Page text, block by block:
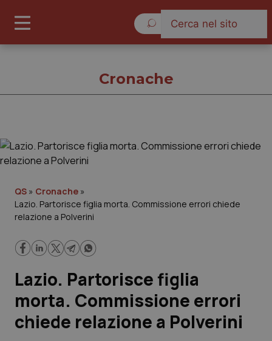
Governo e Parlamento
Regioni e Asl
Lavoro e Professioni
Scienza e Farmaci
Studi e Analisi
Cronache
QS » Cronache »
Lazio. Partorisce figlia morta. Commissione errori chiede
relazione a Polverini
Lazio. Partorisce figlia
morta. Commissione errori
chiede relazione a Polverini